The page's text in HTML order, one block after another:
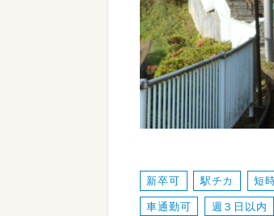
新卒可 駅チカ 短
車通勤可 週３日以内